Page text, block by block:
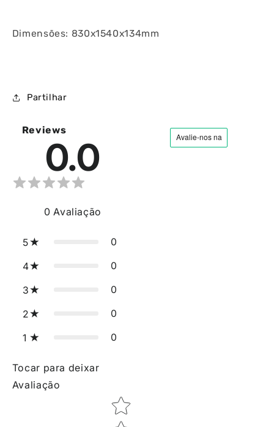
Dimensões: 830x1540x134mm
Partilhar
Reviews
0.0
0 Avaliação
5 0
4 0
3 0
2 0
1 0
Tocar para deixar
Avaliação
Star rating